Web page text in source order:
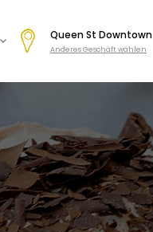
Queen St Downtown
Anderes Geschäft wählen